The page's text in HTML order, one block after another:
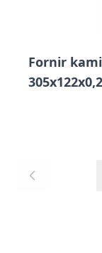
Fornir